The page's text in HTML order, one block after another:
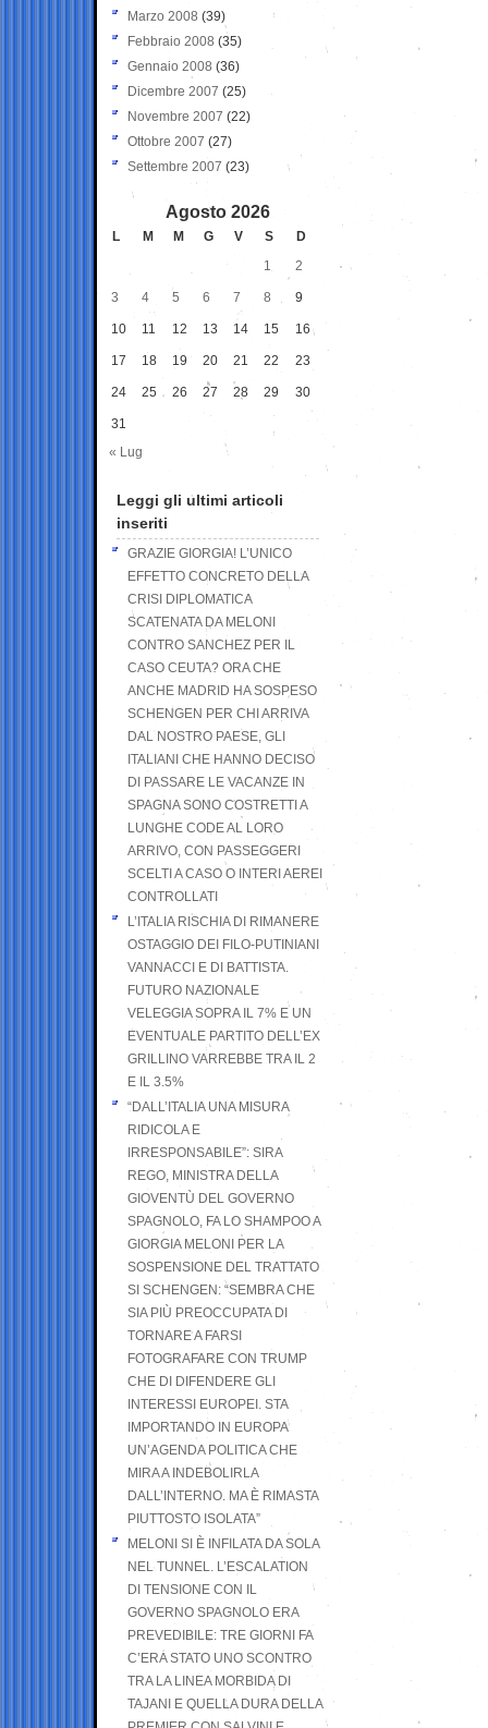
Marzo 2008 (39)
Febbraio 2008 (35)
Gennaio 2008 (36)
Dicembre 2007 (25)
Novembre 2007 (22)
Ottobre 2007 (27)
Settembre 2007 (23)
Agosto 2026
L M M G V S
D
1
2
3 4 5 6 7 8 9
10 11 12 13 14 15 16
17 18 19 20 21 22 23
24 25 26 27 28 29 30
31
« Lug
Leggi gli ultimi articoli
inseriti
GRAZIE GIORGIA! L’UNICO
EFFETTO CONCRETO DELLA
CRISI DIPLOMATICA
SCATENATA DA MELONI
CONTRO SANCHEZ PER IL
CASO CEUTA? ORA CHE
ANCHE MADRID HA SOSPESO
SCHENGEN PER CHI ARRIVA
DAL NOSTRO PAESE, GLI
ITALIANI CHE HANNO DECISO
DI PASSARE LE VACANZE IN
SPAGNA SONO COSTRETTI A
LUNGHE CODE AL LORO
ARRIVO, CON PASSEGGERI
SCELTI A CASO O INTERI AEREI
CONTROLLATI
L’ITALIA RISCHIA DI RIMANERE
OSTAGGIO DEI FILO-PUTINIANI
VANNACCI E DI BATTISTA.
FUTURO NAZIONALE
VELEGGIA SOPRA IL 7% E UN
EVENTUALE PARTITO DELL’EX
GRILLINO VARREBBE TRA IL 2
E IL 3.5%
“DALL’ITALIA UNA MISURA
RIDICOLA E
IRRESPONSABILE”: SIRA
REGO, MINISTRA DELLA
GIOVENTÙ DEL GOVERNO
SPAGNOLO, FA LO SHAMPOO A
GIORGIA MELONI PER LA
SOSPENSIONE DEL TRATTATO
SI SCHENGEN: “SEMBRA CHE
SIA PIÙ PREOCCUPATA DI
TORNARE A FARSI
FOTOGRAFARE CON TRUMP
CHE DI DIFENDERE GLI
INTERESSI EUROPEI. STA
IMPORTANDO IN EUROPA
UN’AGENDA POLITICA CHE
MIRA A INDEBOLIRLA
DALL’INTERNO. MA È RIMASTA
PIUTTOSTO ISOLATA”
MELONI SI È INFILATA DA SOLA
NEL TUNNEL. L’ESCALATION
DI TENSIONE CON IL
GOVERNO SPAGNOLO ERA
PREVEDIBILE: TRE GIORNI FA
C’ERA STATO UNO SCONTRO
TRA LA LINEA MORBIDA DI
TAJANI E QUELLA DURA DELLA